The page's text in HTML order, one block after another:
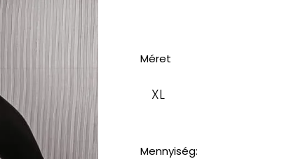
Méret
XL
Mennyiség: